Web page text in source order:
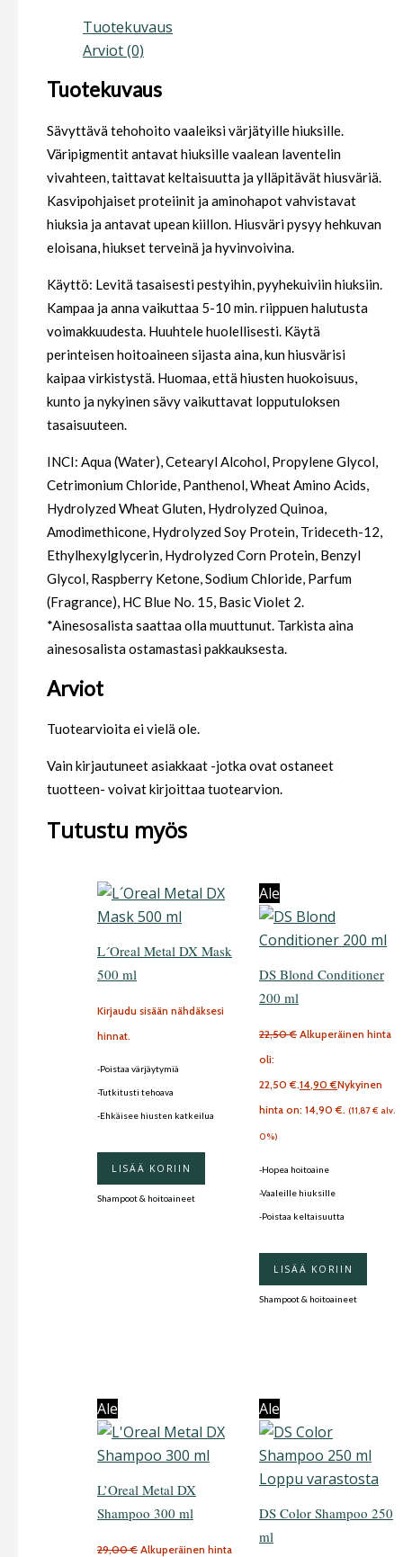
Tuotekuvaus
Arviot (0)
Tuotekuvaus
Sävyttävä tehohoito vaaleiksi värjätyille hiuksille.
Väripigmentit antavat hiuksille vaalean laventelin
vivahteen, taittavat keltaisuutta ja ylläpitävät hiusväriä.
Kasvipohjaiset proteiinit ja aminohapot vahvistavat
hiuksia ja antavat upean kiillon. Hiusväri pysyy hehkuvan
eloisana, hiukset terveinä ja hyvinvoivina.
Käyttö: Levitä tasaisesti pestyihin, pyyhekuiviin hiuksiin.
Kampaa ja anna vaikuttaa 5-10 min. riippuen halutusta
voimakkuudesta. Huuhtele huolellisesti. Käytä
perinteisen hoitoaineen sijasta aina, kun hiusvärisi
kaipaa virkistystä. Huomaa, että hiusten huokoisuus,
kunto ja nykyinen sävy vaikuttavat lopputuloksen
tasaisuuteen.
INCI: Aqua (Water), Cetearyl Alcohol, Propylene Glycol,
Cetrimonium Chloride, Panthenol, Wheat Amino Acids,
Hydrolyzed Wheat Gluten, Hydrolyzed Quinoa,
Amodimethicone, Hydrolyzed Soy Protein, Trideceth-12,
Ethylhexylglycerin, Hydrolyzed Corn Protein, Benzyl
Glycol, Raspberry Ketone, Sodium Chloride, Parfum
(Fragrance), HC Blue No. 15, Basic Violet 2.
*Ainesosalista saattaa olla muuttunut. Tarkista aina
ainesosalista ostamastasi pakkauksesta.
Arviot
Tuotearvioita ei vielä ole.
Vain kirjautuneet asiakkaat -jotka ovat ostaneet
tuotteen- voivat kirjoittaa tuotearvion.
Tutustu myös
L´Oreal Metal DX Mask
500 ml
Kirjaudu sisään nähdäksesi
hinnat.
-Poistaa värjäytymiä
-Tutkitusti tehoava
-Ehkäisee hiusten katkeilua
LISÄÄ KORIIN
Shampoot & hoitoaineet
Ale
DS Blond Conditioner
200 ml
22,50€ Alkuperäinen hinta
oli:
22,50 €. 14,90€Nykyinen
hinta on: 14,90 €.
(11,87€ alv.
0%)
-Hopea hoitoaine
-Vaaleille hiuksille
-Poistaa keltaisuutta
LISÄÄ KORIIN
Shampoot & hoitoaineet
Ale
L’Oreal Metal DX
Shampoo 300 ml
29,00€ Alkuperäinen hinta
Ale
Loppu varastosta
DS Color Shampoo 250
ml